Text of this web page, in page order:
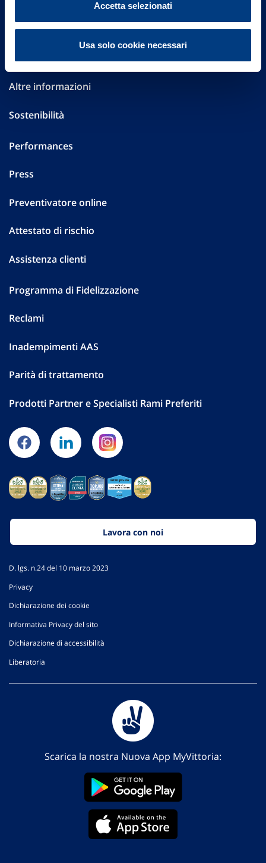
Accetta selezionati
Usa solo cookie necessari
Governance
Investor Relations
Altre informazioni
Sostenibilità
Performances
Press
Preventivatore online
Attestato di rischio
Assistenza clienti
Programma di Fidelizzazione
Reclami
Inadempimenti AAS
Parità di trattamento
Prodotti Partner e Specialisti Rami Preferiti
Lavora con noi
D. lgs. n.24 del 10 marzo 2023
Privacy
Dichiarazione dei cookie
Informativa Privacy del sito
Dichiarazione di accessibilità
Liberatoria
Scarica la nostra Nuova App MyVittoria: